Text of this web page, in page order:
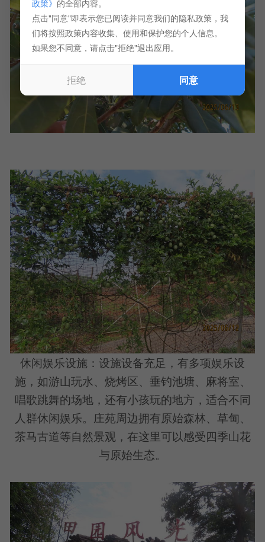
休闲娱乐设施：设施设备充足，有多项娱乐设
施，如游山玩水、烧烤区、垂钓池塘、麻将室、
唱歌跳舞的场地，还有小孩玩的地方，适合不同
人群休闲娱乐。庄苑周边拥有原始森林、草甸、
茶马古道等自然景观，在这里可以感受四季山花
与原始生态。
政策》 的全部内容。
点击"同意"即表示您已阅读并同意我们的隐私政策，我
们将按照政策内容收集、使用和保护您的个人信息。
如果您不同意，请点击"拒绝"退出应用。
拒绝 同意